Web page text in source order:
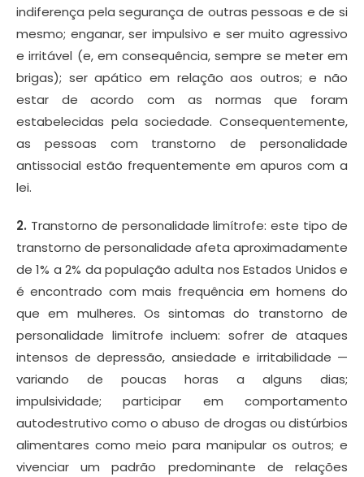
indiferença pela segurança de outras pessoas e de si
mesmo; enganar, ser impulsivo e ser muito agressivo
e irritável (e, em consequência, sempre se meter em
brigas); ser apático em relação aos outros; e não
estar de acordo com as normas que foram
estabelecidas pela sociedade. Consequentemente,
as pessoas com transtorno de personalidade
antissocial estão frequentemente em apuros com a
lei.
2. Transtorno de personalidade limítrofe: este tipo de
transtorno de personalidade afeta aproximadamente
de 1% a 2% da população adulta nos Estados Unidos e
é encontrado com mais frequência em homens do
que em mulheres. Os sintomas do transtorno de
personalidade limítrofe incluem: sofrer de ataques
intensos de depressão, ansiedade e irritabilidade —
variando de poucas horas a alguns dias;
impulsividade; participar em comportamento
autodestrutivo como o abuso de drogas ou distúrbios
alimentares como meio para manipular os outros; e
vivenciar um padrão predominante de relações